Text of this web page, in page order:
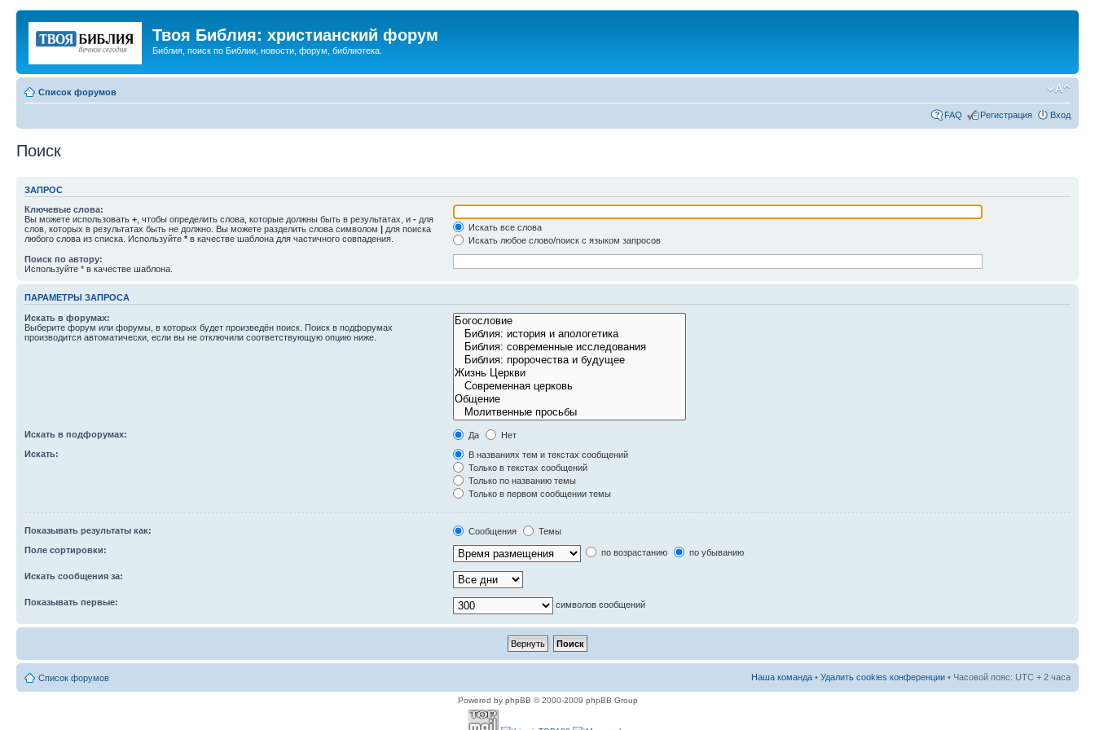
Твоя Библия: христианский форум
Библия, поиск по Библии, новости, форум, библиотека.
Список форумов
FAQ Регистрация Вход
Поиск
ЗАПРОС
Ключевые слова:
Вы можете использовать + , чтобы определить слова, которые должны быть в результатах, и - для
слов, которых в результатах быть не должно. Вы можете разделить слова символом | для поиска
любого слова из списка. Используйте * в качестве шаблона для частичного совпадения.
Искать все слова
Искать любое слово/поиск с языком запросов
Поиск по автору:
Используйте * в качестве шаблона.
ПАРАМЕТРЫ ЗАПРОСА
Искать в форумах:
Выберите форум или форумы, в которых будет произведён поиск. Поиск в подфорумах
производится автоматически, если вы не отключили соответствующую опцию ниже.
Искать в подфорумах: Да
Нет
Искать:
В названиях тем и текстах сообщений
Только в текстах сообщений
Только по названию темы
Только в первом сообщении темы
Показывать результаты как: Сообщения
Темы
Поле сортировки:
по возрастанию по убыванию
Искать сообщения за:
Показывать первые: символов сообщений
Список форумов Наша команда • Удалить cookies конференции • Часовой пояс: UTC + 2 часа
Powered by phpBB © 2000-2009 phpBB Group